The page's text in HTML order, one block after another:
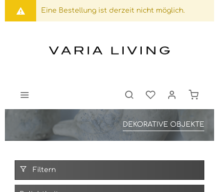
Eine Bestellung ist derzeit nicht möglich.
DEKORATIVE OBJEKTE
Filtern